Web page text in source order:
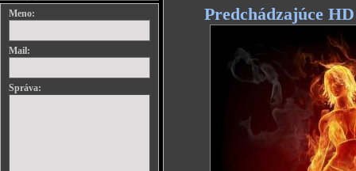
Meno:
Mail:
Správa:
Predchádzajúce